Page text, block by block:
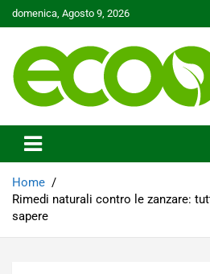
Skip
to
domenica, Agosto 9, 2026
Ecoo.it
Home
Rimedi naturali contro le zanzare:
sapere